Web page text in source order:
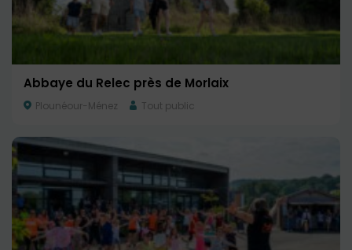
Abbaye du Relec près de Morlaix
Plounéour-Ménez Tout public